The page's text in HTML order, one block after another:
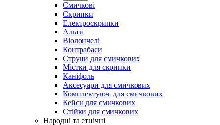
Смичкові
Скрипки
Електроскрипки
Альти
Віолончелі
Контрабаси
Струни для смичкових
Містки для скрипки
Каніфоль
Аксесуари для смичкових
Комплектуючі для смичкових
Кейси для смичкових
Стійки для смичкових
Народні та етнічні